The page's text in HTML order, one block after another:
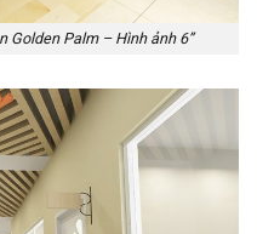
Golden Palm – Hình ảnh 6”